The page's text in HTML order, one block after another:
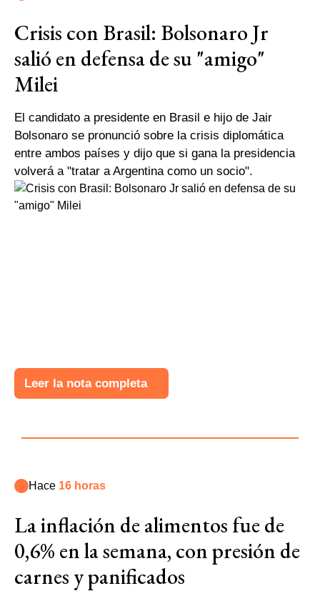
Crisis con Brasil: Bolsonaro Jr
salió en defensa de su "amigo"
Milei
El candidato a presidente en Brasil e hijo de Jair
Bolsonaro se pronunció sobre la crisis diplomática
entre ambos países y dijo que si gana la presidencia
volverá a "tratar a Argentina como un socio".
Leer la nota completa
Hace 16 horas
La inflación de alimentos fue de
0,6% en la semana, con presión de
carnes y panificados